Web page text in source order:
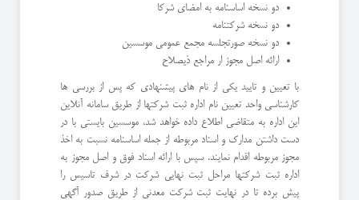
دو نسخه اساسنامه به امضای شرکا
دو نسخه شرکتنامه
دو نسخه صورتجلسه مجمع عمومی موسسین
ارائه اصل مجوز ار مراجع ذیصلاح
با تعیین و تایید یکی از نام های پیشنهادی که پس از بررسی ها
کارشناسی واحد تعیین نام اداره ثبت شرکتها از طریق سامانه آنلاین
این اداره به متقاضی اطلاع داده خواهد شد، موسسین بایستی با در
دست داشتن مدارک و اسناد مربوطه از جمله اساسنامه نسبت به اخذ
مجوز مربوطه اقدام نمایند. سپس با ارائه اسناد فوق و اصل مجوز به
اداره ثبت شرکتها مراحل ثبت نهایی شرکت در شرف تاسیس را
پیش برده تا در نهایت ثبت شرکت معدنی از طریق صدور آگهی